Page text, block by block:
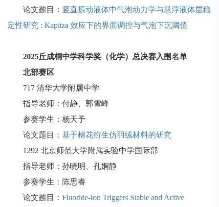
论文题目： 竖直振动液体中气泡动力学与悬浮液体层稳
定性研究 : Kapitza 效应下的界面调控与气泡下沉阈值
2025丘成桐中学科学奖（化学）总决赛入围名单
北部赛区
717 清华大学附属中学
指导老师：付静、郭雪峰
参赛学生：杨天予
论文题目： 基于棉花衍生仿羽绒材料的研究
1292 北京师范大学附属实验中学国际部
指导老师：孙晓明、孔婀静
参赛学生：陈思睿
论文题目： Fluoride-Ion Triggers Stable and Active